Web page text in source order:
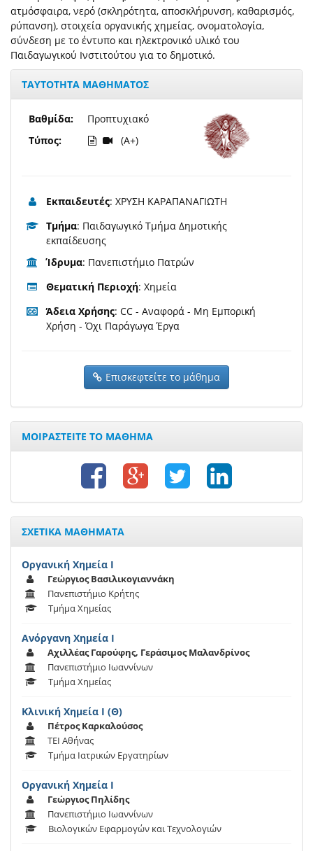
ατμόσφαιρα, νερό (σκληρότητα, αποσκλήρυνση, καθαρισμός,
ρύπανση), στοιχεία οργανικής χημείας, ονοματολογία,
σύνδεση με το έντυπο και ηλεκτρονικό υλικό του
Παιδαγωγικού Ινστιτούτου για το δημοτικό.
ΤΑΥΤΟΤΗΤΑ ΜΑΘΗΜΑΤΟΣ
Βαθμίδα:
Τύπος:
Προπτυχιακό
(A+)
Εκπαιδευτές: ΧΡΥΣΗ ΚΑΡΑΠΑΝΑΓΙΩΤΗ
Τμήμα: Παιδαγωγικό Τμήμα Δημοτικής
εκπαίδευσης
Ίδρυμα: Πανεπιστήμιο Πατρών
Θεματική Περιοχή: Χημεία
Άδεια Χρήσης: CC - Αναφορά - Μη Εμπορική
Χρήση - Όχι Παράγωγα Έργα
Επισκεφτείτε το μάθημα
ΜΟΙΡΑΣΤΕΙΤΕ ΤΟ ΜΑΘΗΜΑ
ΣΧΕΤΙΚΑ ΜΑΘΗΜΑΤΑ
Οργανική Χημεία Ι
Γεώργιος Βασιλικογιαννάκη
Πανεπιστήμιο Κρήτης
Τμήμα Χημείας
Ανόργανη Χημεία Ι
Αχιλλέας Γαρούφης, Γεράσιμος Μαλανδρίνος
Πανεπιστήμιο Ιωαννίνων
Τμήμα Χημείας
Κλινική Χημεία Ι (Θ)
Πέτρος Καρκαλούσος
ΤΕΙ Αθήνας
Τμήμα Ιατρικών Εργατηρίων
Οργανική Χημεία Ι
Γεώργιος Πηλίδης
Πανεπιστήμιο Ιωαννίνων
Βιολογικών Εφαρμογών και Τεχνολογιών